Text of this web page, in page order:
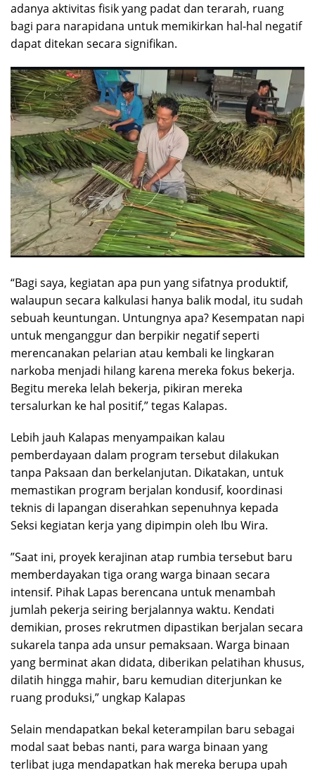
adanya aktivitas fisik yang padat dan terarah, ruang
bagi para narapidana untuk memikirkan hal-hal negatif
dapat ditekan secara signifikan.
“Bagi saya, kegiatan apa pun yang sifatnya produktif,
walaupun secara kalkulasi hanya balik modal, itu sudah
sebuah keuntungan. Untungnya apa? Kesempatan napi
untuk menganggur dan berpikir negatif seperti
merencanakan pelarian atau kembali ke lingkaran
narkoba menjadi hilang karena mereka fokus bekerja.
Begitu mereka lelah bekerja, pikiran mereka
tersalurkan ke hal positif,” tegas Kalapas.
Lebih jauh Kalapas menyampaikan kalau
pemberdayaan dalam program tersebut dilakukan
tanpa Paksaan dan berkelanjutan. Dikatakan, untuk
memastikan program berjalan kondusif, koordinasi
teknis di lapangan diserahkan sepenuhnya kepada
Seksi kegiatan kerja yang dipimpin oleh Ibu Wira.
​”Saat ini, proyek kerajinan atap rumbia tersebut baru
memberdayakan tiga orang warga binaan secara
intensif. Pihak Lapas berencana untuk menambah
jumlah pekerja seiring berjalannya waktu. Kendati
demikian, proses rekrutmen dipastikan berjalan secara
sukarela tanpa ada unsur pemaksaan. Warga binaan
yang berminat akan didata, diberikan pelatihan khusus,
dilatih hingga mahir, baru kemudian diterjunkan ke
ruang produksi,” ungkap Kalapas
Selain mendapatkan bekal keterampilan baru sebagai
modal saat bebas nanti, para warga binaan yang
terlibat juga mendapatkan hak mereka berupa upah